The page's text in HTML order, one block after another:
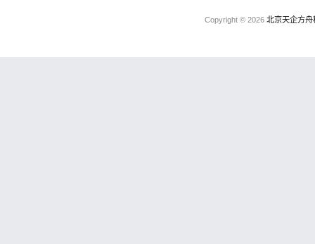
Copyright © 2026 北京天企方舟